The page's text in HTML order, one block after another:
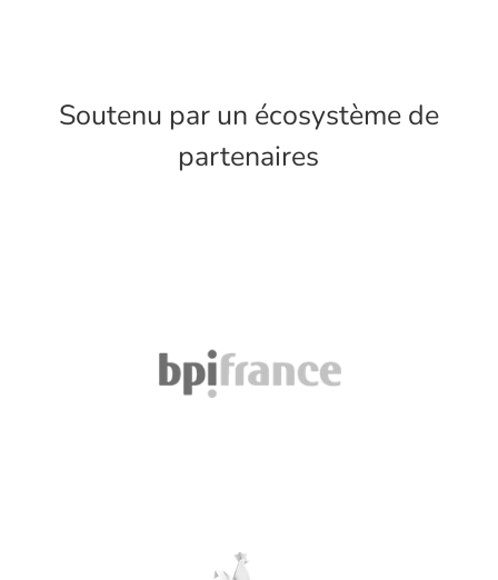
Soutenu par un écosystème de
partenaires